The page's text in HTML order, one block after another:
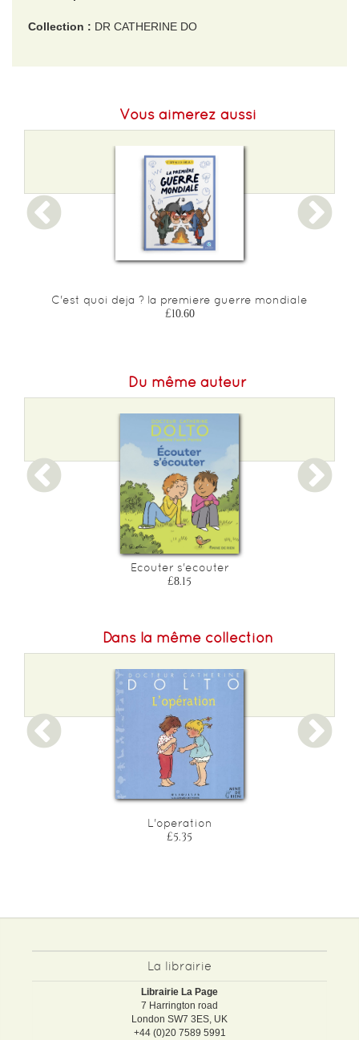
Collection : DR CATHERINE DO
Vous aimerez aussi
C'est quoi deja ? la premiere guerre mondiale
£10.60
Du même auteur
Ecouter s'ecouter
£8.15
Dans la même collection
L'operation
£5.35
La librairie
Librairie La Page
7 Harrington road
London SW7 3ES, UK
+44 (0)20 7589 5991